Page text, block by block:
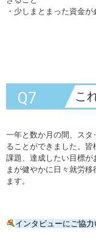
・少しまとまった資金
Q7
こ
セ
一年と数か月の間、ス
ることができました。
課題、達成したい目標が
まが健やかに日々就労
ます。
インタビューにご協